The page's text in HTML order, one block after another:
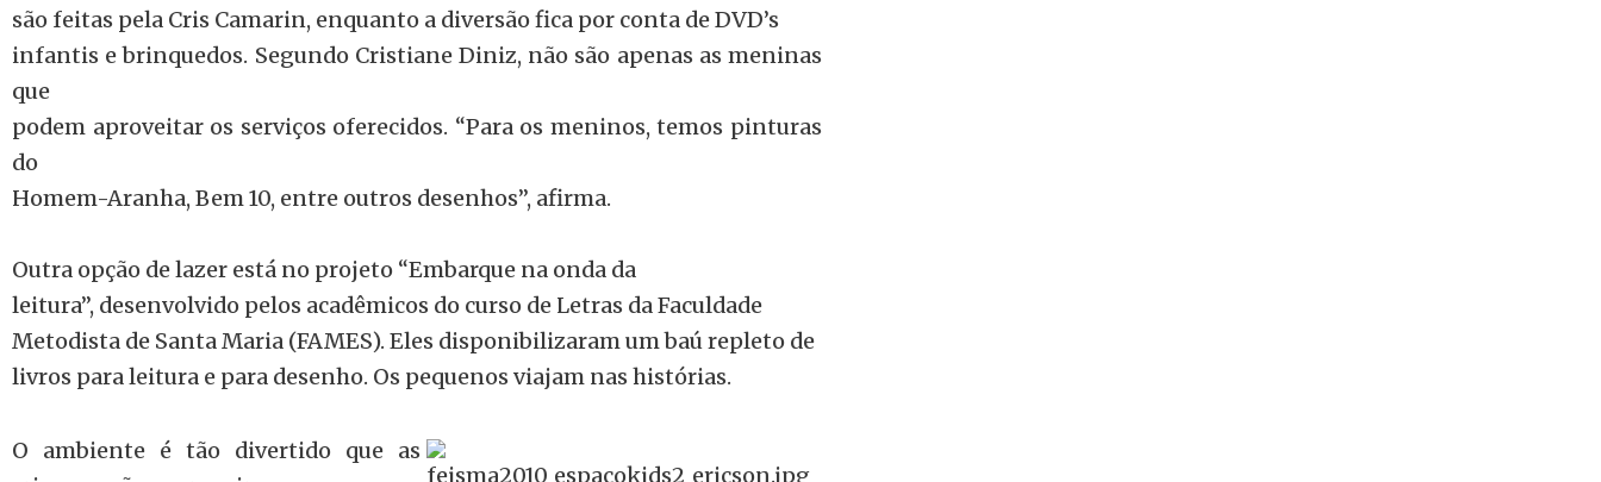
são feitas pela Cris Camarin, enquanto a diversão fica por conta de DVD’s
infantis e brinquedos. Segundo Cristiane Diniz, não são apenas as meninas
que
podem aproveitar os serviços oferecidos. “Para os meninos, temos pinturas
do
Homem-Aranha, Bem 10, entre outros desenhos”, afirma.
Outra opção de lazer está no projeto “Embarque na onda da
leitura”, desenvolvido pelos acadêmicos do curso de Letras da Faculdade
Metodista de Santa Maria (FAMES). Eles disponibilizaram um baú repleto de
livros para leitura e para desenho. Os pequenos viajam nas histórias.
O ambiente é tão divertido que as